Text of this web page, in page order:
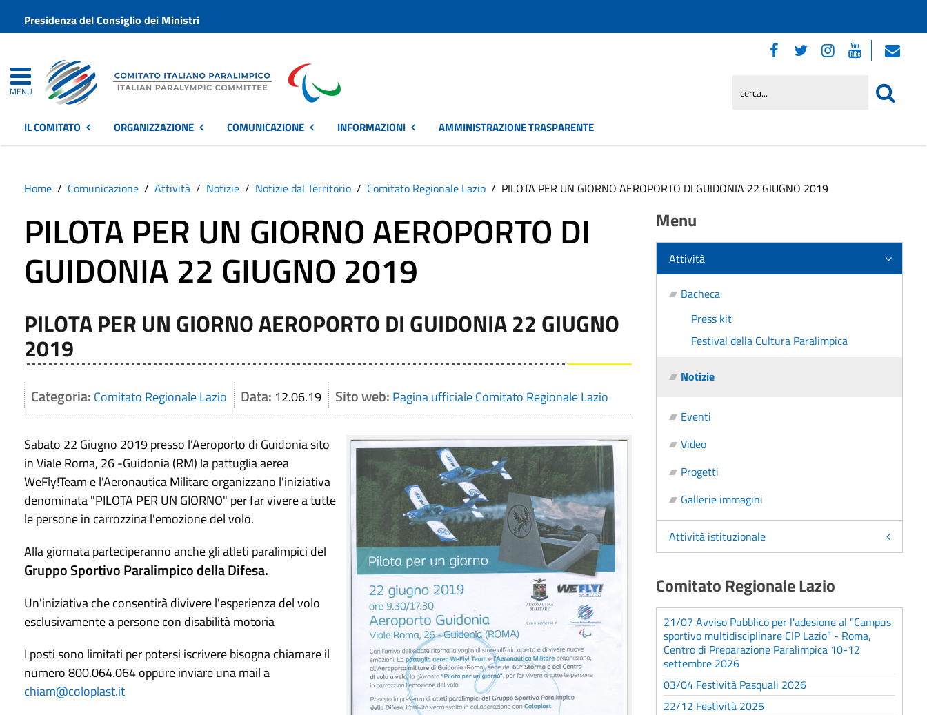
Presidenza del Consiglio dei Ministri
MENU
IL COMITATO ORGANIZZAZIONE COMUNICAZIONE INFORMAZIONI AMMINISTRAZIONE TRASPARENTE
Home Comunicazione Attività Notizie Notizie dal Territorio Comitato Regionale Lazio PILOTA PER UN GIORNO AEROPORTO DI GUIDONIA 22 GIUGNO 2019
PILOTA PER UN GIORNO AEROPORTO DI
GUIDONIA 22 GIUGNO 2019
PILOTA PER UN GIORNO AEROPORTO DI GUIDONIA 22 GIUGNO
2019
Categoria: Comitato Regionale Lazio Data: 12.06.19 Sito web: Pagina ufficiale Comitato Regionale Lazio
Sabato 22 Giugno 2019 presso l'Aeroporto di Guidonia sito
in Viale Roma, 26 -Guidonia (RM) la pattuglia aerea
WeFly!Team e l'Aeronautica Militare organizzano l'iniziativa
denominata "PILOTA PER UN GIORNO" per far vivere a tutte
le persone in carrozzina l'emozione del volo.
Alla giornata parteciperanno anche gli atleti paralimpici del
Gruppo Sportivo Paralimpico della Difesa.
Un'iniziativa che consentirà divivere l'esperienza del volo
esclusivamente a persone con disabilità motoria
I posti sono limitati per potersi iscrivere bisogna chiamare il
numero 800.064.064 oppure inviare una mail a
chiam@coloplast.it
Menu
Attività
Bacheca
Press kit
Festival della Cultura Paralimpica
Notizie
Eventi
Video
Progetti
Gallerie immagini
Attività istituzionale
Comitato Regionale Lazio
21/07 Avviso Pubblico per l'adesione al "Campus
sportivo multidisciplinare CIP Lazio" - Roma,
Centro di Preparazione Paralimpica 10-12
settembre 2026
03/04 Festività Pasquali 2026
22/12 Festività 2025